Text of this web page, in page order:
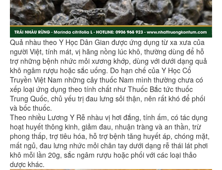
Quả nhàu theo Y Học Dân Gian được ứng dụng từ xa xưa của
người Việt, tính mát, vị hăng nồng lúc khô, thường dùng để hỗ
trợ những bệnh nhức mỏi xương khớp, dùng với dưới dạng quả
khô ngâm rượu hoặc sắc uống. Do hạn chế của Y Học Cổ
Truyền Việt Nam những cây thuốc Nam mình thường chưa có
xếp loại ứng dụng theo tính chất như Thuốc Bắc tức thuốc
Trung Quốc, chủ yếu trị đau lưng sỏi thận, nên rất khó để phối
và bốc thuốc.
Theo nhiều Lương Y Rễ nhàu vị hơi đắng, tính ấm, có tác dụng
hoạt huyết thông kinh, giảm đau, nhuận tràng và an thần, trừ
phong thấp, trợ tiêu hóa, hỗ trợ bệnh tăng huyết áp, chóng mặt,
mất ngủ, đau lưng nhức mỏi chân tay dưới dạng rễ thái lát phơi
khô mỗi lần 20g, sắc ngâm rượu hoặc phối với các loại thảo
dược khác.